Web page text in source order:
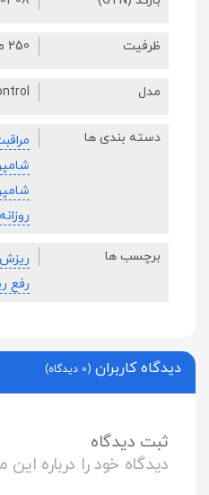
ظرفیت 250 میلی‌لیتر
مدل
دسته بندی ها
روزانه
برچسب ها
رفع
دیدگاه کاربران (0 دیدگاه)
ثبت دیدگاه
دیدگاه خود را درباره